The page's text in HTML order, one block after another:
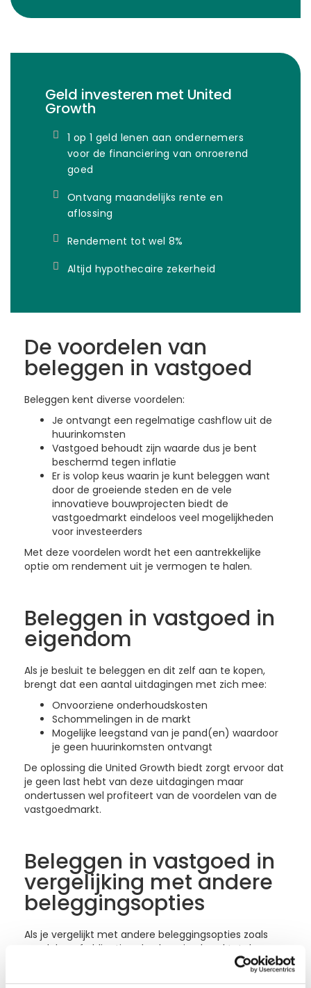
Geld investeren met United
Growth
1 op 1 geld lenen aan ondernemers
voor de financiering van onroerend
goed
Ontvang maandelijks rente en
aflossing
Rendement tot wel 8%
Altijd hypothecaire zekerheid
De voordelen van
beleggen in vastgoed
Beleggen kent diverse voordelen:
Je ontvangt een regelmatige cashflow uit de
huurinkomsten
Vastgoed behoudt zijn waarde dus je bent
beschermd tegen inflatie
Er is volop keus waarin je kunt beleggen want
door de groeiende steden en de vele
innovatieve bouwprojecten biedt de
vastgoedmarkt eindeloos veel mogelijkheden
voor investeerders
Met deze voordelen wordt het een aantrekkelijke
optie om rendement uit je vermogen te halen.
Beleggen in vastgoed in
eigendom
Als je besluit te beleggen en dit zelf aan te kopen,
brengt dat een aantal uitdagingen met zich mee:
Onvoorziene onderhoudskosten
Schommelingen in de markt
Mogelijke leegstand van je pand(en) waardoor
je geen huurinkomsten ontvangt
De oplossing die United Growth biedt zorgt ervoor dat
je geen last hebt van deze uitdagingen maar
ondertussen wel profiteert van de voordelen van de
vastgoedmarkt.
Beleggen in vastgoed in
vergelijking met andere
beleggingsopties
Als je vergelijkt met andere beleggingsopties zoals
aandelen of obligaties, dan kom je al snel tot de
aantrekkelijk evenwicht biedt tussen rendement en